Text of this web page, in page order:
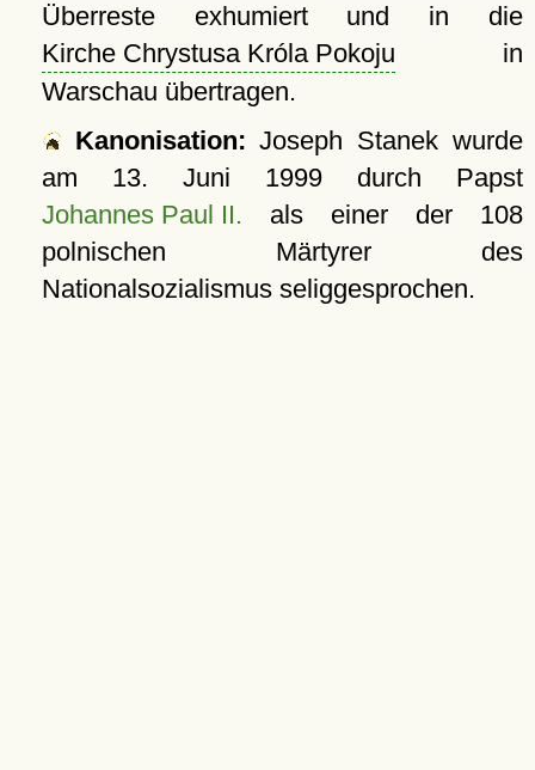
Überreste exhumiert und in die
Kirche Chrystusa Króla Pokoju in
Warschau übertragen.
Kanonisation: Joseph Stanek wurde
am 13. Juni 1999durch Papst
Johannes Paul II. als einer der 108
polnischen Märtyrer des
Nationalsozialismus seliggesprochen.